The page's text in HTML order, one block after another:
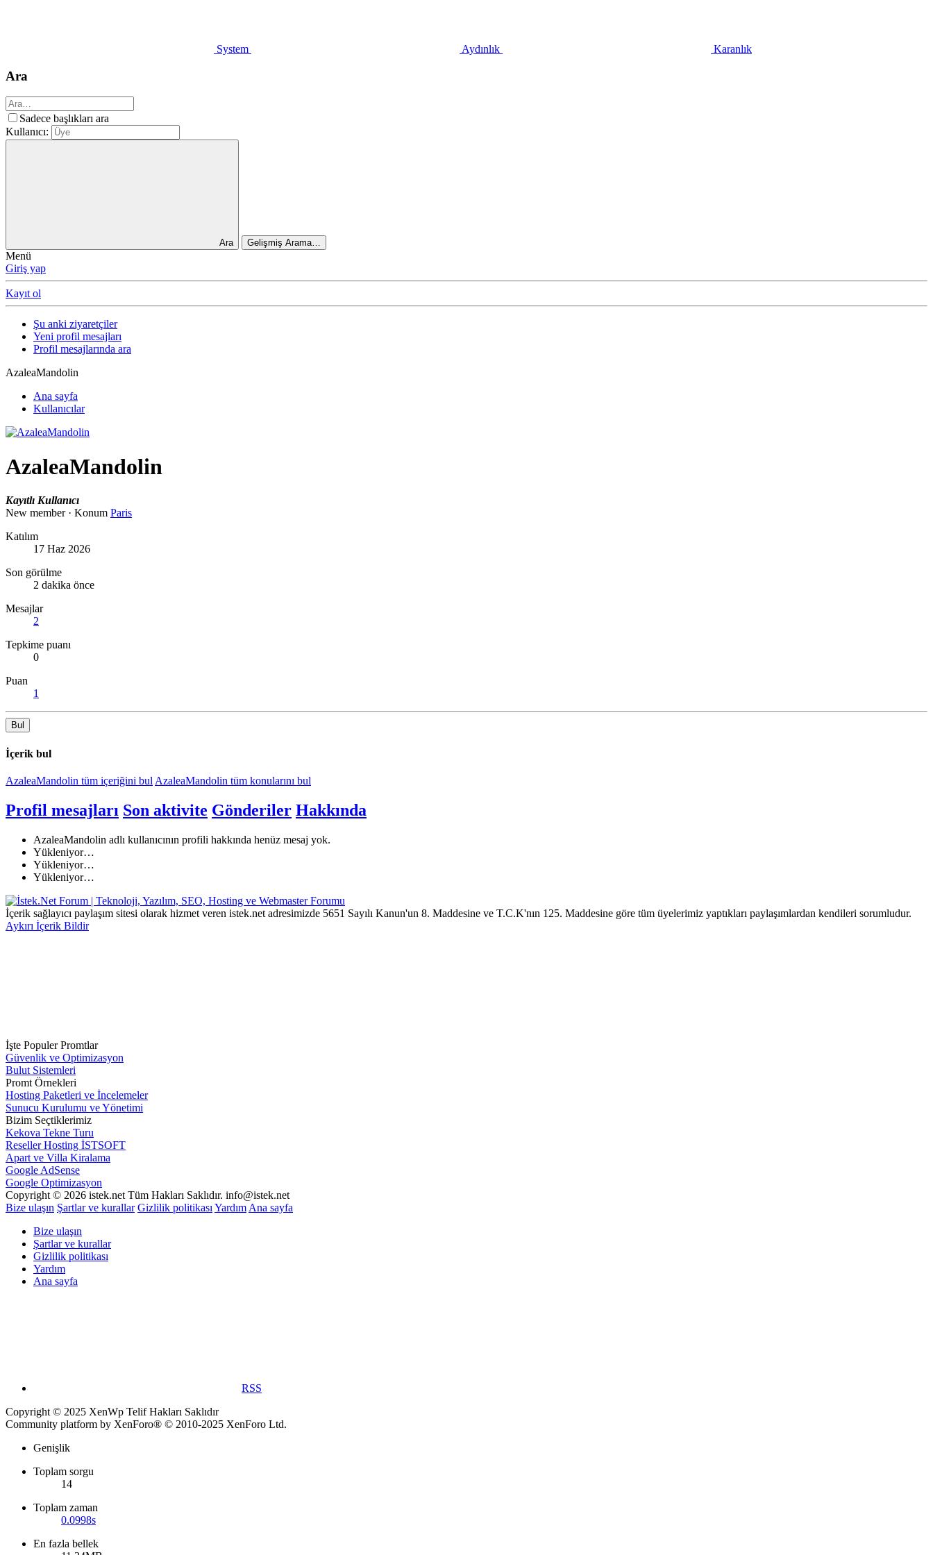
System Aydınlık Karanlık
Ara
Sadece başlıkları ara
Kullanıcı:
Ara Gelişmiş Arama…
Menü
Giriş yap
Kayıt ol
Şu anki ziyaretçiler
Yeni profil mesajları
Profil mesajlarında ara
AzaleaMandolin
Ana sayfa
Kullanıcılar
AzaleaMandolin
Kayıtlı Kullanıcı
New member · Konum Paris
Katılım
17 Haz 2026
Son görülme
2 dakika önce
Mesajlar
2
Tepkime puanı
0
Puan
1
Bul
İçerik bul
AzaleaMandolin tüm içeriğini bul AzaleaMandolin tüm konularını bul
Profil mesajları Son aktivite Gönderiler Hakkında
AzaleaMandolin adlı kullanıcının profili hakkında henüz mesaj yok.
Yükleniyor…
Yükleniyor…
Yükleniyor…
İçerik sağlayıcı paylaşım sitesi olarak hizmet veren istek.net adresimizde 5651 Sayılı Kanun'un 8. Maddesine ve T.C.K'nın 125. Maddesine göre tüm üyelerimiz yaptıkları paylaşımlardan kendileri sorumludur.
Aykırı İçerik Bildir
İşte Populer Promtlar
Güvenlik ve Optimizasyon
Bulut Sistemleri
Promt Örnekleri
Hosting Paketleri ve İncelemeler
Sunucu Kurulumu ve Yönetimi
Bizim Seçtiklerimiz
Kekova Tekne Turu
Reseller Hosting İSTSOFT
Apart ve Villa Kiralama
Google AdSense
Google Optimizasyon
Copyright © 2026 istek.net Tüm Hakları Saklıdır. info@istek.net
Bize ulaşın Şartlar ve kurallar Gizlilik politikası Yardım Ana sayfa
Bize ulaşın
Şartlar ve kurallar
Gizlilik politikası
Yardım
Ana sayfa
RSS
Copyright © 2025 XenWp Telif Hakları Saklıdır
Community platform by XenForo® © 2010-2025 XenForo Ltd.
Genişlik
Toplam sorgu
14
Toplam zaman
0.0998s
En fazla bellek